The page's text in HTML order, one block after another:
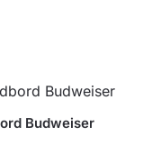
Budweiser